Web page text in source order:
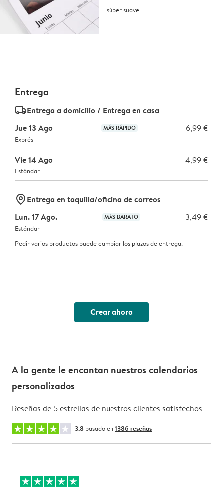
súper suave.
Entrega
delivery_standard_v2Entrega a domicilio / Entrega en casa
Jue 13 Ago
MÁS RÁPIDO 6,99 €
Exprés
Vie 14 Ago 4,99 €
Estándar
marker-pinEntrega en taquilla/oficina de correos
Lun. 17 Ago.
MÁS BARATO 3,49 €
Estándar
Pedir varios productos puede cambiar los plazos de entrega.
Crear ahora
A la gente le encantan nuestros calendarios
personalizados
Reseñas de 5 estrellas de nuestros clientes satisfechos
3.8 basado en 1386 reseñas